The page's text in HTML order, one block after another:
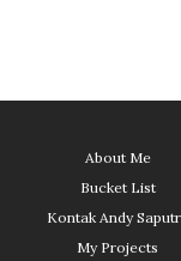
About Me
Bucket List
Kontak Andy
My Projects